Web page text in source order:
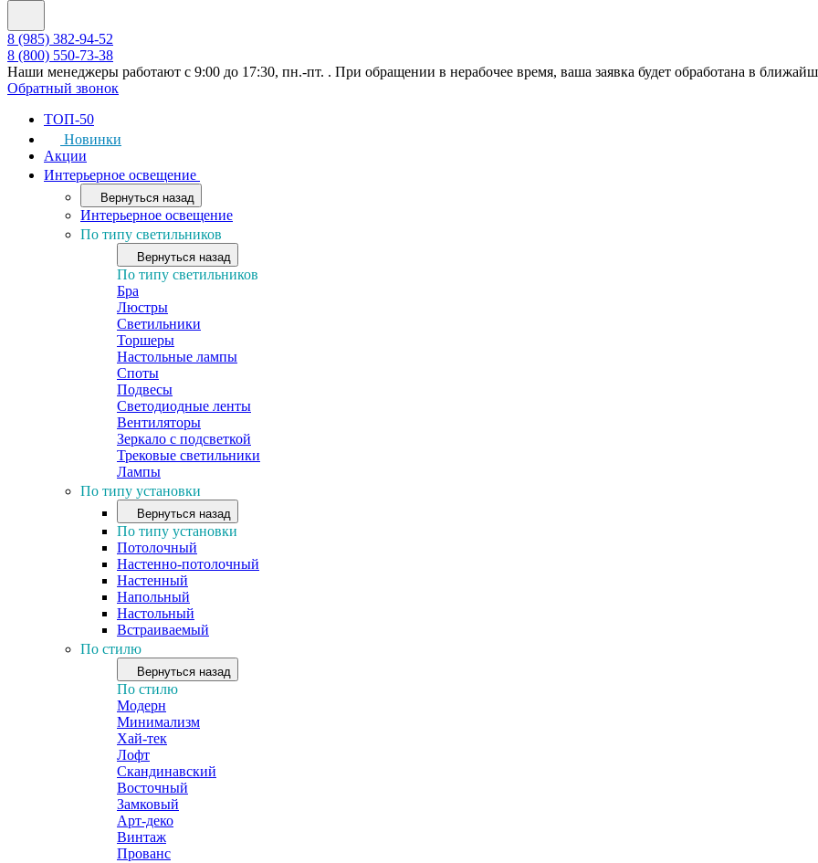
8 (985) 382-94-52
8 (800) 550-73-38
Наши менеджеры работают с 9:00 до 17:30, пн.-пт. . При обращении в нерабочее время, ваша заявка будет обработана в
Обратный звонок
ТОП-50
Новинки
Акции
Интерьерное освещение
Вернуться назад
Интерьерное освещение
По типу светильников
Вернуться назад
По типу светильников
Бра
Люстры
Светильники
Торшеры
Настольные лампы
Споты
Подвесы
Светодиодные ленты
Вентиляторы
Зеркало с подсветкой
Трековые светильники
Лампы
По типу установки
Вернуться назад
По типу установки
Потолочный
Настенно-потолочный
Настенный
Напольный
Настольный
Встраиваемый
По стилю
Вернуться назад
По стилю
Модерн
Минимализм
Хай-тек
Лофт
Скандинавский
Восточный
Замковый
Арт-деко
Винтаж
Прованс